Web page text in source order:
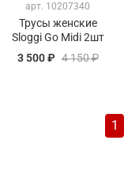
арт. 10207340
Трусы женские
Sloggi Go Midi 2шт
3 500 ₽ 4 150 ₽
1